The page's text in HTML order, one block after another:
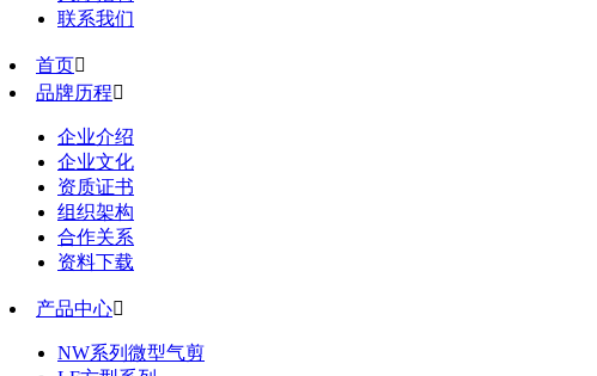
联系我们
首页
品牌历程
企业介绍
企业文化
资质证书
组织架构
合作关系
资料下载
产品中心
NW系列微型气剪